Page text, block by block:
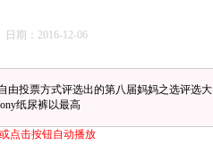
日期：2016-12-06
由投票方式评选出的第八届妈妈之选评选大
纸尿裤以最高
点击按钮自动播放